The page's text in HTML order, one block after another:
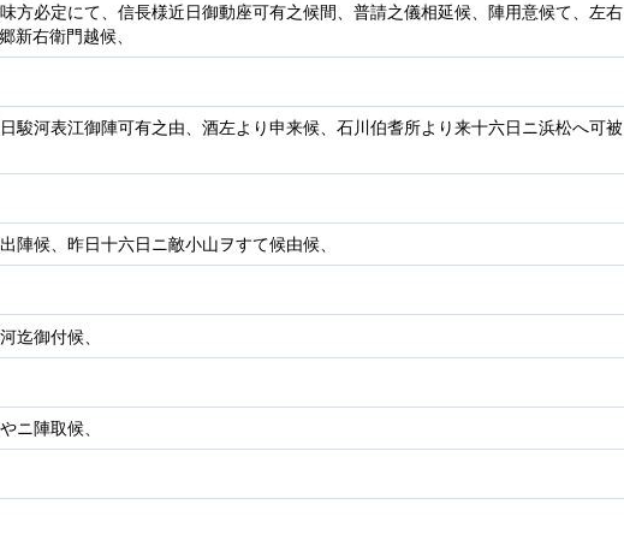
方必定にて、信長様近日御動座可有之候間、普請之儀相延候、陣用意候て、左右
新右衛門越候、
駿河表江御陣可有之由、酒左より申来候、石川伯耆所より来十六日ニ浜松へ可被
陣候、昨日十六日ニ敵小山ヲすて候由候、
迄御付候、
ニ陣取候、